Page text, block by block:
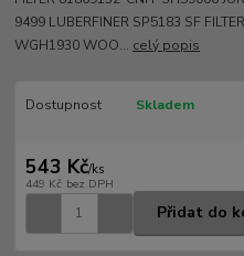
9499 LUBERFINER SP5183 SF
WGH1930 WOO... celý popis
Dostupnost Skladem
543 Kč/ks
449 Kč bez DPH
Přidat do